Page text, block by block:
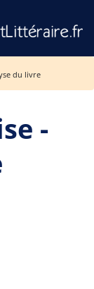
du livre
-